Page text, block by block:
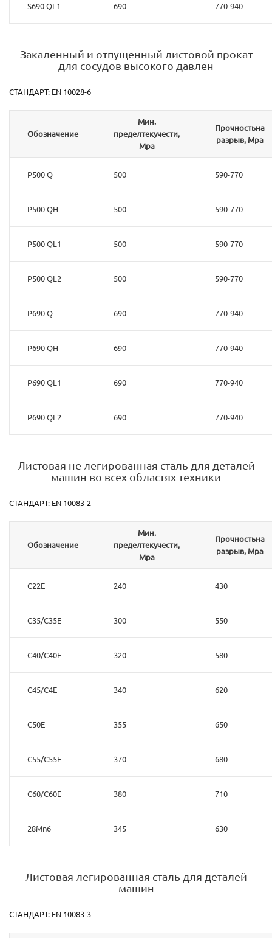
S690 QL1 690 770-940
Закаленный и отпущенный листовой прокат
для сосудов высокого давлен
СТАНДАРТ: EN 10028-6
Обозначение
Мин.
пределтекучести,
Mpa
Прочностьна
разрыв, Mpa
P500 Q 500 590-770
P500 QH 500 590-770
P500 QL1 500 590-770
P500 QL2 500 590-770
P690 Q 690 770-940
P690 QH 690 770-940
P690 QL1 690 770-940
P690 QL2 690 770-940
Листовая не легированная сталь для деталей
машин во всех областях техники
СТАНДАРТ: EN 10083-2
Обозначение
Мин.
пределтекучести,
Mpa
Прочностьна
разрыв, Mpa
C22E 240 430
C35/C35E 300 550
C40/C40E 320 580
C45/C4E 340 620
C50E 355 650
C55/C55E 370 680
C60/C60E 380 710
28Mn6 345 630
Листовая легированная сталь для деталей
машин
СТАНДАРТ: EN 10083-3